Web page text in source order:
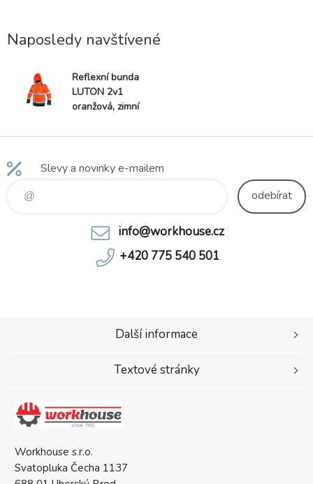
noci • splňuje normu EN 1150
Naposledy navštívené
Reflexní bunda
LUTON 2v1
oranžová, zimní
Slevy a novinky e-mailem
odebírat
info@workhouse.cz
+420 775 540 501
Workhouse s.r.o.
Svatopluka Čecha 1137
Další informace
Textové stránky